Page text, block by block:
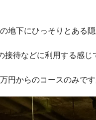
地下にひっそりとある隠
接待などに利用する感じ
円からのコースのみで